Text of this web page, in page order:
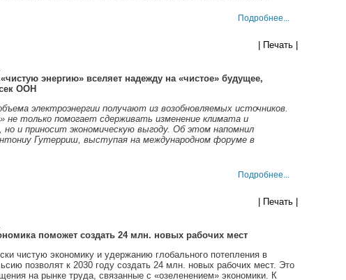
Подробнее...
| Печать |
энергию» вселяет надежду на «чистое» будущее,
ООН
электроэнергии получают из возобновляемых источников.
не только помогает сдерживать изменение климата и
но и приносит экономическую выгоду. Об этом напомнил
Гутерриш, выступая на международном форуме в
Подробнее...
| Печать |
поможет создать 24 млн. новых рабочих мест
чистую экономику и удержанию глобального потепления в
позволят к 2030 году создать 24 млн. новых рабочих мест. Это
на рынке труда, связанные с «озеленением» экономики. К